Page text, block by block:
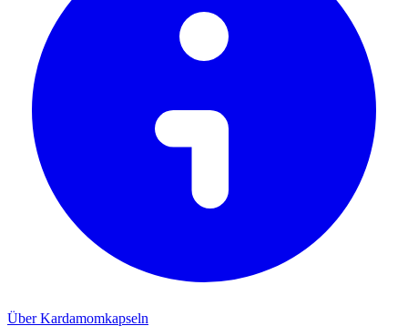
Über Kardamomkapseln